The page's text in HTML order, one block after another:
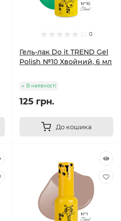
0
Гель-лак Do it TREND Gel
Polish №10 Хвойний, 6 мл
В наявності
125 грн.
До кошика